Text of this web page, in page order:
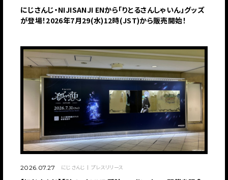
にじさんじ・NIJISANJI ENから「りとるさんしゃいん」グッズ
が登場！2026年7月29(水)12時(JST)から販売開始！
2026.07.27 にじさんじ プレスリリース